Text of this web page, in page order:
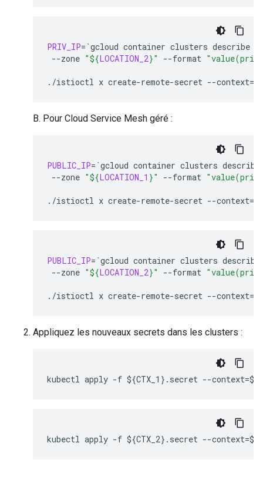
PRIV_IP= `gcloud container clusters describe
--zone "${LOCATION_2}" --format
./istioctl x create-remote-secret --context=
B. Pour Cloud Service Mesh géré :
PUBLIC_IP= `gcloud container clusters describe
--zone "${LOCATION_1 }" --format
./istioctl x create-remote-secret --context=
PUBLIC_IP= `gcloud container clusters describe
--zone "${LOCATION_2}" --format
./istioctl x create-remote-secret --context=
Appliquez les nouveaux secrets dans les clusters :